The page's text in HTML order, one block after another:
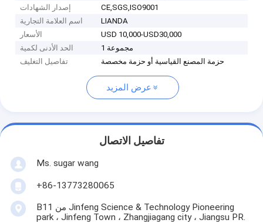
إصدار الشهادات
CE,SGS,ISO9001
اسم العلامة التجارية
LIANDA
الأسعار
USD 10,000-USD30,000
الحد الأدنى لكمية
1 مجموعة
تفاصيل التغليف
حزمة المصنع القياسية أو حزمة مخصصة
عرض المزيد
تفاصيل الاتصال
Ms. sugar wang
+86-13773280065
B11 من Jinfeng Science & Technology Pioneering
park ، Jinfeng Town ، Zhangjiagang city ، Jiangsu PR.